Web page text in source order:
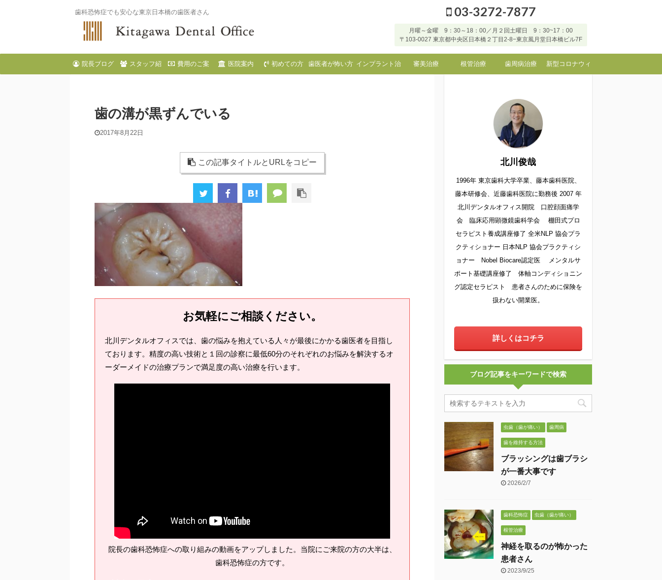
歯科恐怖症でも安心な東京日本橋の歯医者さん 03-3272-7877
月曜～金曜 9：30～18：00／月２回土曜日 9：30~17：00
〒103-0027 東京都中央区日本橋２丁目2-8−東京風月堂日本橋ビル7F
院長ブログ スタッフ紹 費用のご案 医院案内 初めての方 歯医者が怖い方 インプラント治 審美治療 根管治療 歯周病治療 新型コロナウィ
歯の溝が黒ずんでいる
2017年8月22日
この記事タイトルとURLをコピー
お気軽にご相談ください。
北川デンタルオフィスでは、歯の悩みを抱えている人々が最後にかかる歯医者を目指し
ております。精度の高い技術と１回の診察に最低60分のそれぞれのお悩みを解決するオ
ーダーメイドの治療プランで満足度の高い治療を行います。
院長の歯科恐怖症への取り組みの動画をアップしました。当院にご来院の方の大半は、
歯科恐怖症の方です。
北川俊哉
1996年 東京歯科大学卒業、藤本歯科医院、
藤本研修会、近藤歯科医院に勤務後 2007 年
北川デンタルオフィス開院 口腔顔面痛学
会 臨床応用顕微鏡歯科学会 棚田式プロ
セラピスト養成講座修了 全米NLP 協会プラ
クティショナー 日本NLP 協会プラクティシ
ョナー Nobel Biocare認定医 メンタルサ
ポート基礎講座修了 体軸コンディショニン
グ認定セラピスト 患者さんのために保険を
扱わない開業医。
詳しくはコチラ
ブログ記事をキーワードで検索
虫歯（歯が痛い） 歯周病
歯を維持する方法
ブラッシングは歯ブラシ
が一番大事です
2026/2/7
歯科恐怖症 虫歯（歯が痛い）
根管治療
神経を取るのが怖かった
患者さん
2023/9/25